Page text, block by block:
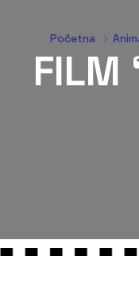
Početna
FILM